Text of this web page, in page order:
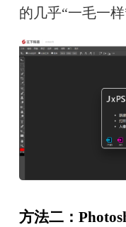
的几乎“一毛一
方法二：